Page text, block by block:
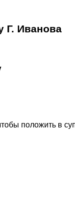
Г. Иванова
положить в